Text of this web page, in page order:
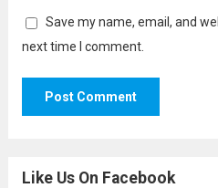
Save my name, email, and
next time I comment.
Like Us On Facebook